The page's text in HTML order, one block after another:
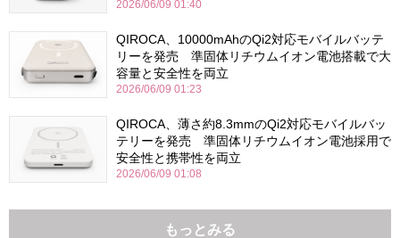
2026/06/09 01:40
QIROCA、10000mAhのQi2対応モバイルバッテ
リーを発売 準固体リチウムイオン電池搭載で大
容量と安全性を両立
2026/06/09 01:23
QIROCA、薄さ約8.3mmのQi2対応モバイルバッ
テリーを発売 準固体リチウムイオン電池採用で
安全性と携帯性を両立
2026/06/09 01:08
もっとみる